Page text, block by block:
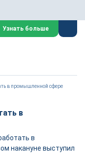
Узнать больше
в промышленной сфере
в
в
накануне выступил